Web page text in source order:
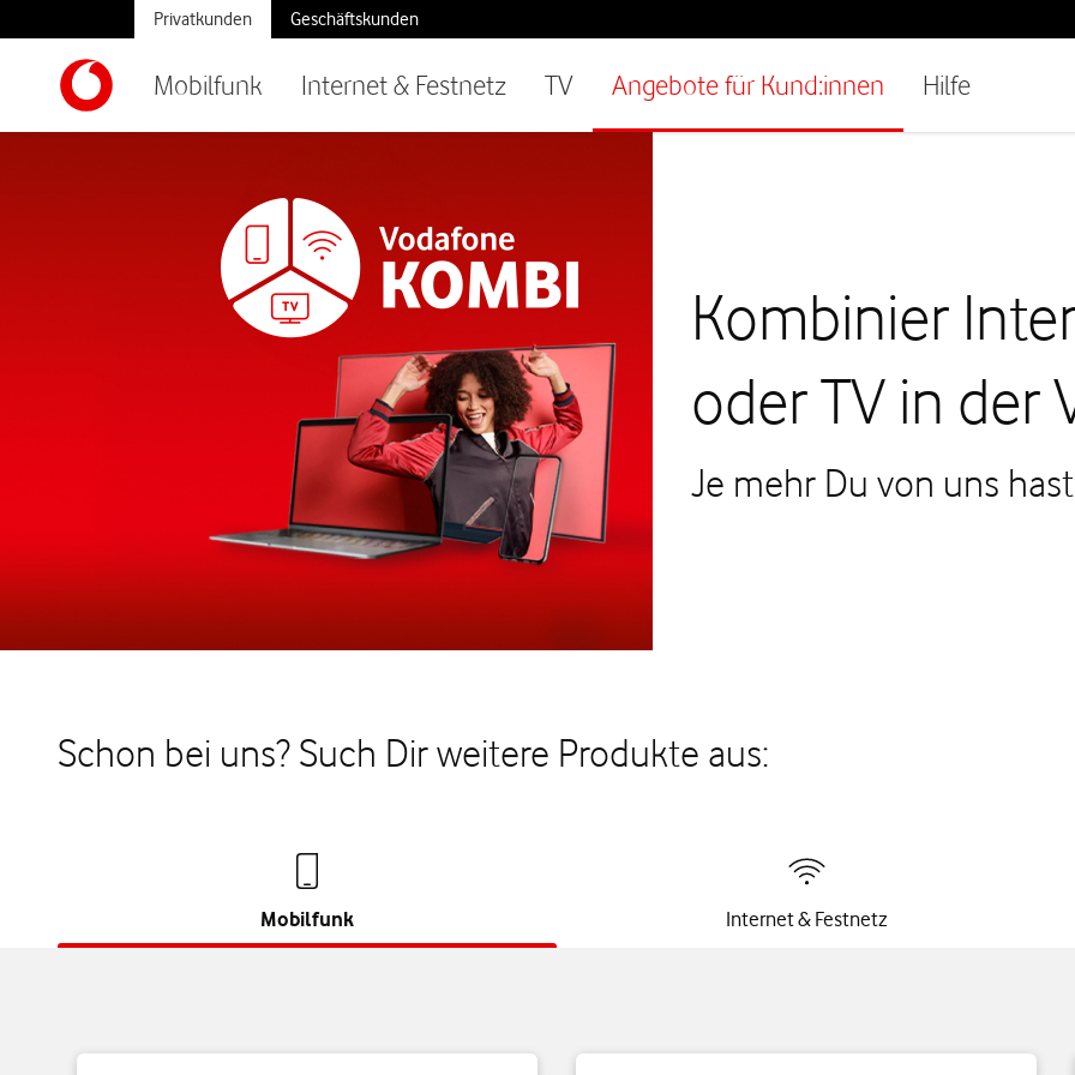
Mobilfunk Internet & Festnetz TV Angebote für Kund:innen Hilfe
Privatkunden Geschäftskunden
Kombinier
oder TV in der
Je mehr Du von uns
Schon bei uns? Such Dir weitere Produkte aus:
Mobilfunk Internet & Festnetz